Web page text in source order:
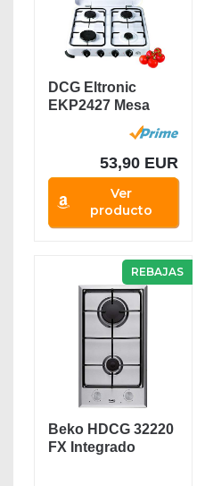
DCG Eltronic
EKP2427 Mesa
Encimera de gas
53,90 EUR
Ver
producto
REBAJAS
Beko HDCG 32220
FX Integrado